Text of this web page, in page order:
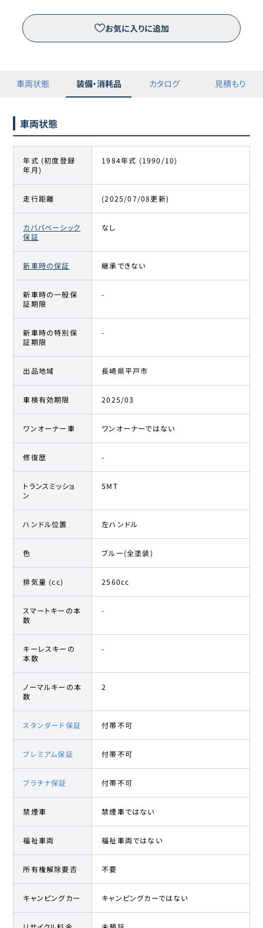
お気に入りに追加
車両状態 装備・消耗品 カタログ 見積もり
車両状態
年式 (初度登録
年月)
1984年式 (1990/10)
走行距離 (2025/07/08更新)
カババベーシック
保証
なし
新車時の保証 継承できない
新車時の一般保
証期限
-
新車時の特別保
証期限
-
出品地域 長崎県平戸市
車検有効期限 2025/03
ワンオーナー車 ワンオーナーではない
修復歴 -
トランスミッショ
ン
5MT
ハンドル位置 左ハンドル
色 ブルー(全塗装)
排気量 (cc) 2560cc
スマートキーの本
数
-
キーレスキーの
本数
-
ノーマルキーの本
数
2
スタンダード保証 付帯不可
プレミアム保証 付帯不可
プラチナ保証 付帯不可
禁煙車 禁煙車ではない
福祉車両 福祉車両ではない
所有権解除要否 不要
キャンピングカー キャンピングカーではない